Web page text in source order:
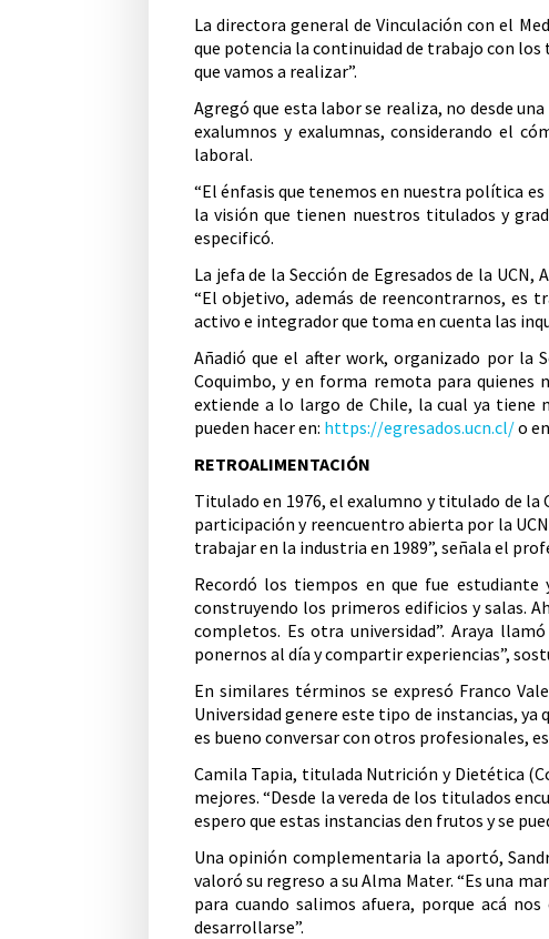
La directora general de Vinculación con el
que potencia la continuidad de trabajo con
que vamos a realizar”.
Agregó que esta labor se realiza, no desde
exalumnos y exalumnas, considerando el
laboral.
“El énfasis que tenemos en nuestra política
la visión que tienen nuestros titulados y
especificó.
La jefa de la Sección de Egresados de la
“El objetivo, además de reencontrarnos, es
activo e integrador que toma en cuenta las
Añadió que el after work, organizado por la
Coquimbo, y en forma remota para quienes
extiende a lo largo de Chile, la cual ya tiene
pueden hacer en: https://egresados.ucn.cl/o
RETROALIMENTACIÓN
Titulado en 1976, el exalumno y titulado de
participación y reencuentro abierta por la
trabajar en la industria en 1989”, señala el
Recordó los tiempos en que fue estudiante
construyendo los primeros edificios y salas.
completos. Es otra universidad”. Araya
ponernos al día y compartir experiencias”,
En similares términos se expresó Franco
Universidad genere este tipo de instancias, ya
es bueno conversar con otros profesionales,
Camila Tapia, titulada Nutrición y Dietética
mejores. “Desde la vereda de los titulados
espero que estas instancias den frutos y se
Una opinión complementaria la aportó,
valoró su regreso a su Alma Mater. “Es una
para cuando salimos afuera, porque acá
desarrollarse”.